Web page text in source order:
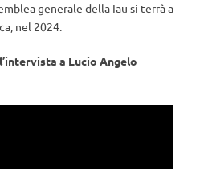
generale della Iau si terrà a
nel 2024.
a Lucio Angelo